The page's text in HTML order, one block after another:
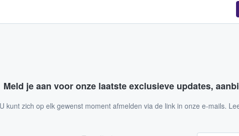
Meld je aan voor onze laatste exclusieve updates,
U kunt zich op elk gewenst moment afmelden via de link in onze e-mails.